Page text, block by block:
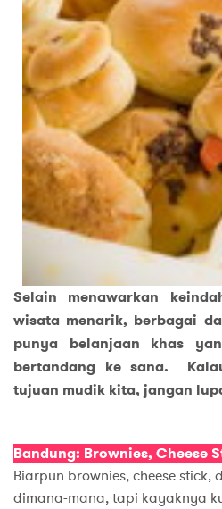
Selain menawarkan
wisata menarik, berbagai
punya belanjaan khas
bertandang ke sana.
tujuan mudik kita, jangan
Bandung: Brownies, Cheese
Biarpun brownies, cheese
dimana-mana, tapi kayaknya